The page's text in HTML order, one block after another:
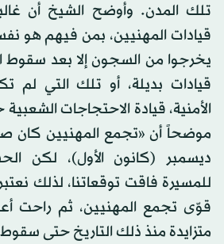
تلك المدن. وأوضح الشيخ أن
قيادات المهنيين، بمن فيهم هو
يخرجوا من السجون إلا بعد سقوط
قيادات بديلة، أو تلك التي لم
الأمنية، قيادة الاحتجاجات
ديسمبر (كانون الأول)، لكن
للمسيرة فاقت توقعاتنا، لذلك
قوّى تجمع المهنيين، ثم راحت
متزايدة منذ ذلك التاريخ حتى